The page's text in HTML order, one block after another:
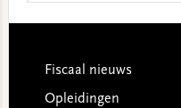
Footer
Fiscaal nieuws
Opleidingen